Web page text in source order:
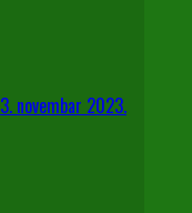
3. novembar 2023.